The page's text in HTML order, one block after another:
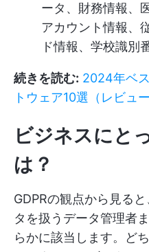
ータ、財務情報、
アカウント情報、
ド情報、学校識別
続きを読む: 2024年ベ
トウェア10選（レビュ
ビジネスにと
は？
GDPRの観点から見る
タを扱うデータ管理者
らかに該当します。ど